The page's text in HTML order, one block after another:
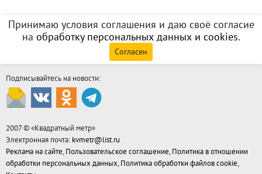
Принимаю условия соглашения и даю своё согласие
на обработку персональных данных и cookies.
Согласен
Подписывайтесь на новости:
2007 © «Квадратный метр»
Электронная почта: kvmetr@list.ru
Реклама на сайте, Пользовательское соглашение, Политика в отношении
обработки персональных данных, Политика обработки файлов cookie,